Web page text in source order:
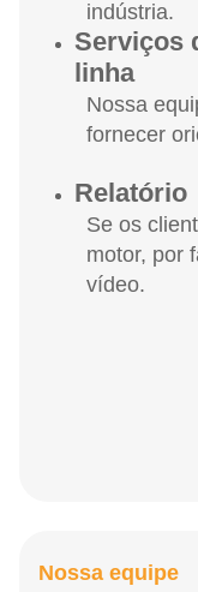
indústria.
Serviços
linha
Nossa
fornecer
Relatório
Se os
motor, por
vídeo.
Nossa equipe